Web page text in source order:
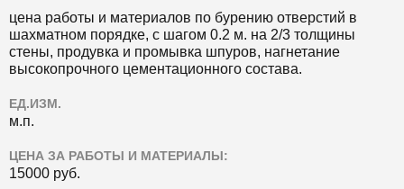
цена работы и материалов по бурению отверстий в
шахматном порядке, с шагом 0.2 м. на 2/3 толщины
стены, продувка и промывка шпуров, нагнетание
высокопрочного цементационного состава.
ЕД.ИЗМ.
м.п.
ЦЕНА ЗА РАБОТЫ И МАТЕРИАЛЫ:
15000 руб.